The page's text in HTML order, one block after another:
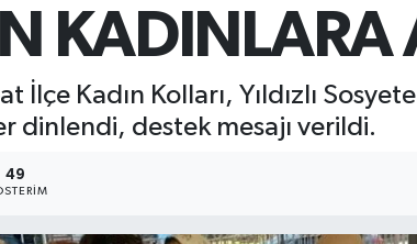
KADINLARA
İlçe Kadın Kolları, Yıldızlı
dinlendi, destek mesajı verildi.
49